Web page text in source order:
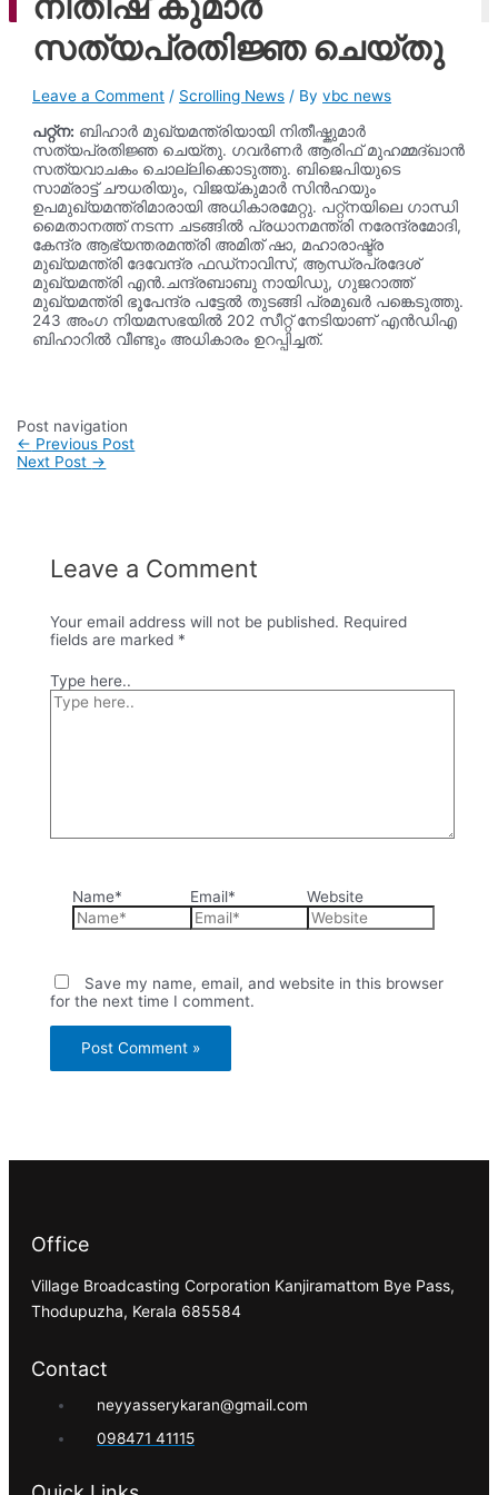
സത്യപ്രതിജ്ഞ ചെയ്തു
Leave a Comment / Scrolling News / Byvbc news
പറ്റ്ന: ബിഹാർ മുഖ്യമന്ത്രിയായി നിതീഷ്കുമാർ
സത്യപ്രതിജ്ഞ ചെയ്തു. ഗവർണർ ആരിഫ് മുഹമ്മദ്ഖാൻ
സത്യവാചകം ചൊല്ലിക്കൊടുത്തു. ബിജെപിയുടെ
സാമ്രാട്ട് ചൗധരിയും, വിജയ്കുമാർ സിൻഹയും
ഉപമുഖ്യമന്ത്രിമാരായി അധികാരമേറ്റു. പറ്റ്നയിലെ ഗാന്ധി
മൈതാനത്ത് നടന്ന ചടങ്ങിൽ പ്രധാനമന്ത്രി നരേന്ദ്രമോദി,
കേന്ദ്ര ആഭ്യന്തരമന്ത്രി അമിത് ഷാ, മഹാരാഷ്ട്ര
മുഖ്യമന്ത്രി ദേവേന്ദ്ര ഫഡ്നാവിസ്, ആന്ധ്രപ്രദേശ്
മുഖ്യമന്ത്രി എൻ.ചന്ദ്രബാബു നായിഡു, ഗുജറാത്ത്
മുഖ്യമന്ത്രി ഭൂപേന്ദ്ര പട്ടേൽ തുടങ്ങി പ്രമുഖർ പങ്കെടുത്തു.
243 അംഗ നിയമസഭയിൽ 202 സീറ്റ് നേടിയാണ് എൻഡിഎ
ബിഹാറിൽ വീണ്ടും അധികാരം ഉറപ്പിച്ചത്.
Post navigation
← Previous Post
Next Post →
Leave a Comment
Your email address will not be published. Required
fields are marked *
Type here..
Name* Email* Website
Save my name, email, and website in this browser
for the next time I comment.
Office
Village Broadcasting Corporation Kanjiramattom Bye Pass,
Thodupuzha, Kerala 685584
Contact
neyyasserykaran@gmail.com
098471 41115